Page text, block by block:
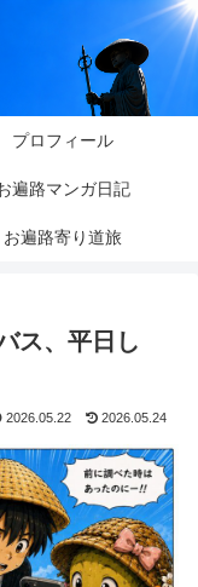
プロフィール
遍路マンガ日記
お遍路寄り道旅
ス、平日し
2026.05.22 2026.05.24